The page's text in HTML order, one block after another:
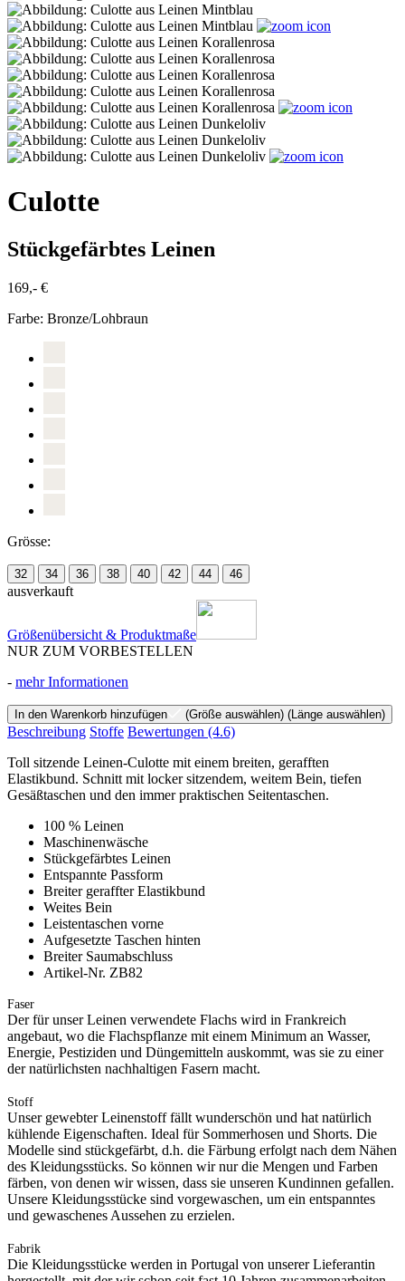
Culotte
Stückgefärbtes Leinen
169,- €
Farbe: Bronze/Lohbraun
Grösse:
32 34 36 38 40 42 44 46
ausverkauft
Größenübersicht & Produktmaße
NUR ZUM VORBESTELLEN
- mehr Informationen
In den Warenkorb hinzufügen (Größe auswählen) (Länge auswählen)
Beschreibung Stoffe Bewertungen (4.6)
Toll sitzende Leinen-Culotte mit einem breiten, gerafften
Elastikbund. Schnitt mit locker sitzendem, weitem Bein, tiefen
Gesäßtaschen und den immer praktischen Seitentaschen.
100 % Leinen
Maschinenwäsche
Stückgefärbtes Leinen
Entspannte Passform
Breiter geraffter Elastikbund
Weites Bein
Leistentaschen vorne
Aufgesetzte Taschen hinten
Breiter Saumabschluss
Artikel-Nr. ZB82
Faser
Der für unser Leinen verwendete Flachs wird in Frankreich
angebaut, wo die Flachspflanze mit einem Minimum an Wasser,
Energie, Pestiziden und Düngemitteln auskommt, was sie zu einer
der natürlichsten nachhaltigen Fasern macht.
Stoff
Unser gewebter Leinenstoff fällt wunderschön und hat natürlich
kühlende Eigenschaften. Ideal für Sommerhosen und Shorts. Die
Modelle sind stückgefärbt, d.h. die Färbung erfolgt nach dem Nähen
des Kleidungsstücks. So können wir nur die Mengen und Farben
färben, von denen wir wissen, dass sie unseren Kundinnen gefallen.
Unsere Kleidungsstücke sind vorgewaschen, um ein entspanntes
und gewaschenes Aussehen zu erzielen.
Fabrik
Die Kleidungsstücke werden in Portugal von unserer Lieferantin